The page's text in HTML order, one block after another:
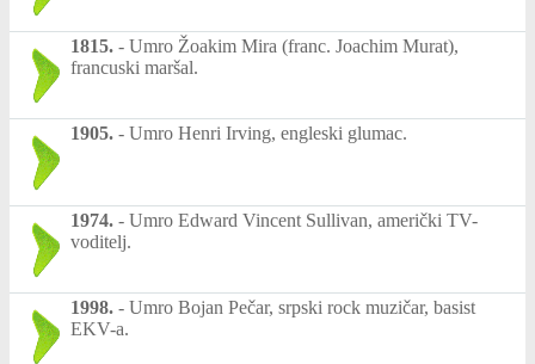
1815. - Umro Žoakim Mira (franc. Joachim Murat),
francuski maršal.
1905. - Umro Henri Irving, engleski glumac.
1974. - Umro Edward Vincent Sullivan, američki TV-
voditelj.
1998. - Umro Bojan Pečar, srpski rock muzičar, basist
EKV-a.